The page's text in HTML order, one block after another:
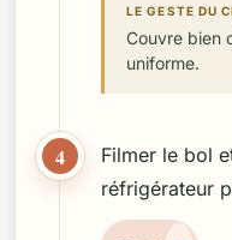
LE GESTE DU
Couvre bien
uniforme.
4
Filmer le bol
réfrigérateur